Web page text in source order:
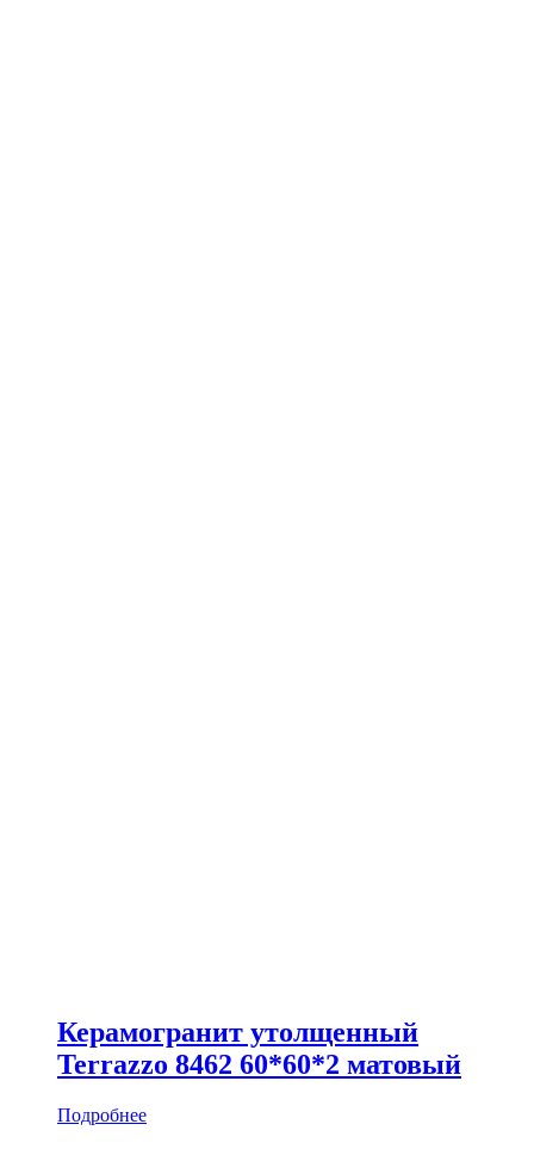
Керамогранит утолщенный
Terrazzo 8462 60*60*2 матовый
Подробнее